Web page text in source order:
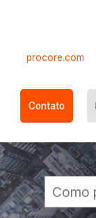
procore.com
Contato